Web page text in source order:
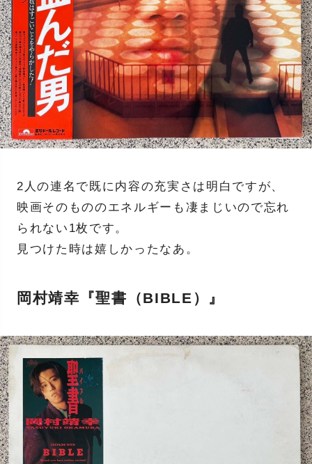
2人の連名で既に内容の充実さは明白ですが、
映画そのもののエネルギーも凄まじいので忘れ
られない1枚です。
見つけた時は嬉しかったなあ。
岡村靖幸『聖書（BIBLE）』